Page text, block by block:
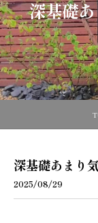
深基礎
深基礎あまり
2025/08/29